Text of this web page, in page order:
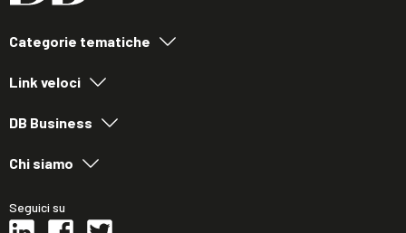
Categorie tematiche
Link veloci
DB Business
Chi siamo
Seguici su